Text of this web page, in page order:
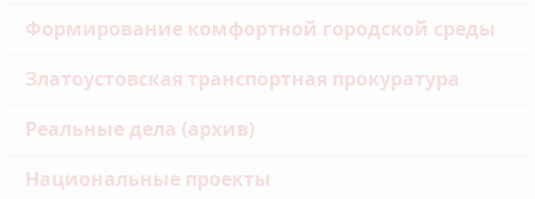
Формирование комфортной городской среды
Златоустовская транспортная прокуратура
Реальные дела (архив)
Национальные проекты